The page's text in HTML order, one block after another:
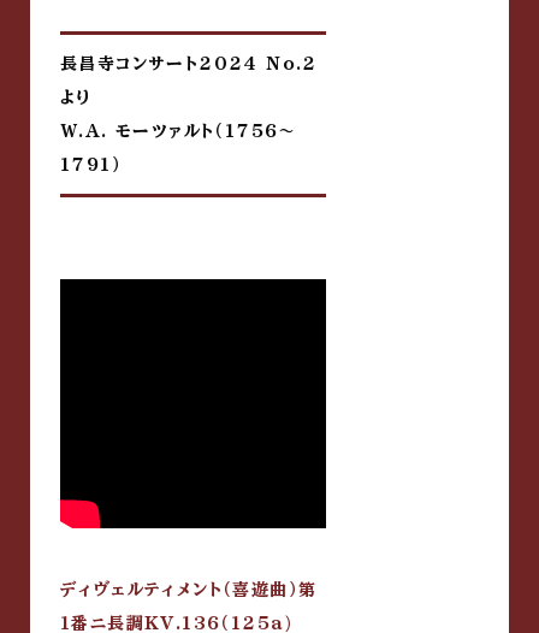
長昌寺コンサート2024 No.2
より
W.A. モーツァルト（1756〜
1791）
ディヴェルティメント（喜遊曲）第
1番ニ長調KV.136（125a)